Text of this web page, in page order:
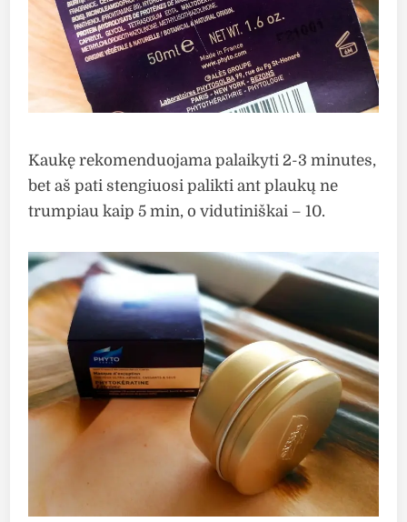
Kaukę rekomenduojama palaikyti 2-3 minutes,
bet aš pati stengiuosi palikti ant plaukų ne
trumpiau kaip 5 min, o vidutiniškai – 10.